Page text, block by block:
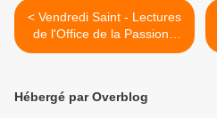
< Vendredi Saint - Lectures
de l'Office de la Passion -
Le Christ s’est anéanti,
Hébergé par Overblog